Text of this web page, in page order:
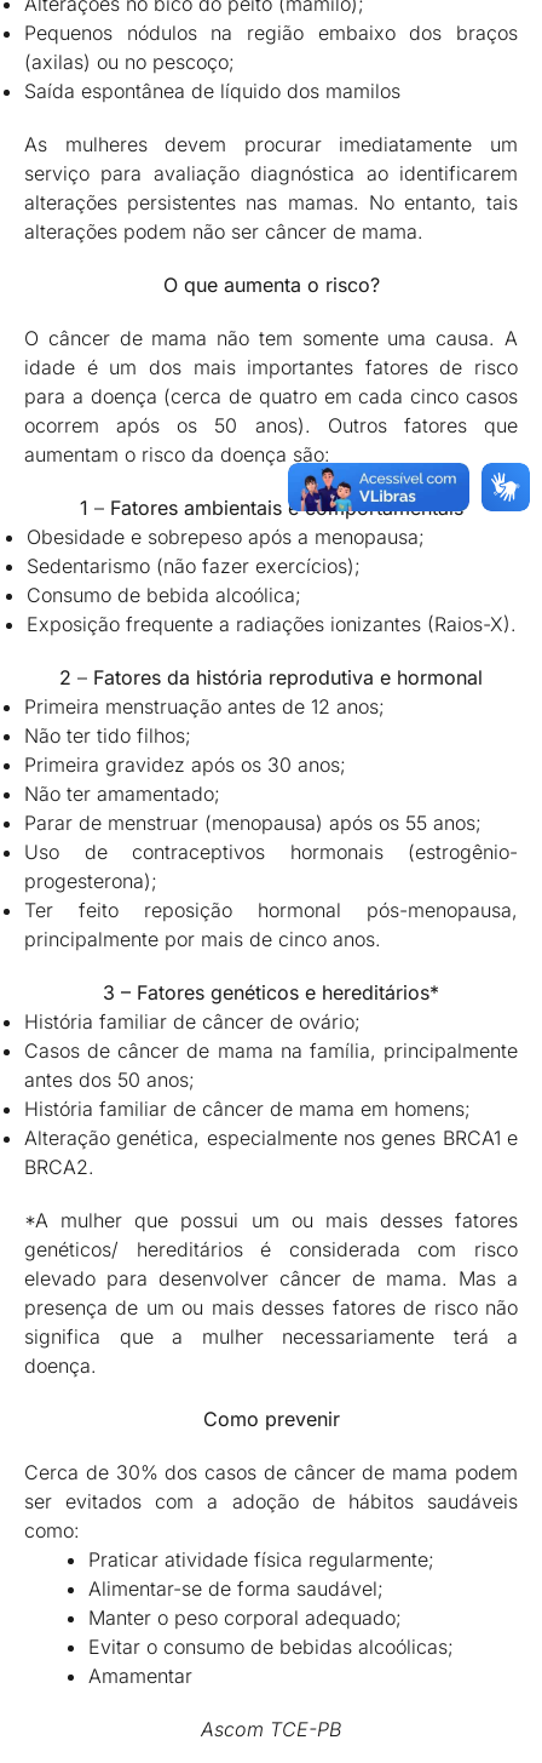
Pequenos nódulos na região embaixo dos braços
(axilas) ou no pescoço;
Saída espontânea de líquido dos mamilos
As mulheres devem procurar imediatamente um
serviço para avaliação diagnóstica ao identificarem
alterações persistentes nas mamas. No entanto, tais
alterações podem não ser câncer de mama.
O que aumenta o risco?
O câncer de mama não tem somente uma causa. A
idade é um dos mais importantes fatores de risco
para a doença (cerca de quatro em cada cinco casos
ocorrem após os 50 anos). Outros fatores que
aumentam o risco da doença são:
1 – Fatores ambientais e comportamentais
Obesidade e sobrepeso após a menopausa;
Sedentarismo (não fazer exercícios);
Consumo de bebida alcoólica;
Exposição frequente a radiações ionizantes (Raios-X).
2 – Fatores da história reprodutiva e hormonal
Primeira menstruação antes de 12 anos;
Não ter tido filhos;
Primeira gravidez após os 30 anos;
Não ter amamentado;
Parar de menstruar (menopausa) após os 55 anos;
Uso de contraceptivos hormonais (estrogênio-
progesterona);
Ter feito reposição hormonal pós-menopausa,
principalmente por mais de cinco anos.
3 – Fatores genéticos e hereditários*
História familiar de câncer de ovário;
Casos de câncer de mama na família, principalmente
antes dos 50 anos;
História familiar de câncer de mama em homens;
Alteração genética, especialmente nos genes BRCA1 e
BRCA2.
*A mulher que possui um ou mais desses fatores
genéticos/ hereditários é considerada com risco
elevado para desenvolver câncer de mama. Mas a
presença de um ou mais desses fatores de risco não
significa que a mulher necessariamente terá a
doença.
Como prevenir
Cerca de 30% dos casos de câncer de mama podem
ser evitados com a adoção de hábitos saudáveis
como:
Praticar atividade física regularmente;
Alimentar-se de forma saudável;
Manter o peso corporal adequado;
Evitar o consumo de bebidas alcoólicas;
Amamentar
Ascom TCE-PB